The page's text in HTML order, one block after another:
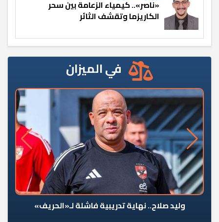
«ناصر».. كيمياء الزعامة بين سحر
الكاريزما وتقشف الثائر
في الميزان
وليد صلاح.. نهاية تدريبية فاشلة لـ«الحريف»